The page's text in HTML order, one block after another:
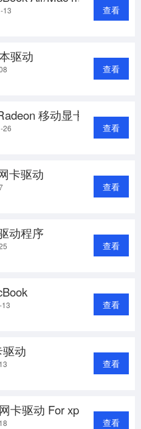
13 查看
驱动
查看
移动显卡催化剂
26 查看
卡驱动
查看
动程序
查看
查看
动
查看
卡驱动 For xp/vista/win7
查看